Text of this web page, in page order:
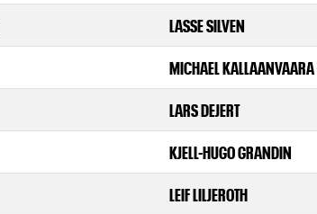
LASSE SILVEN
MICHAEL KALLAANVAARA
LARS DEJERT
KJELL-HUGO GRANDIN
LEIF LILJEROTH